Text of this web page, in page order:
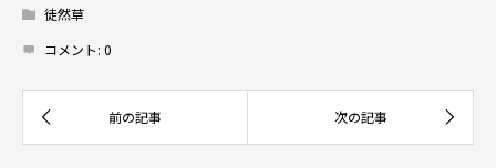
徒然草
コメント: 0